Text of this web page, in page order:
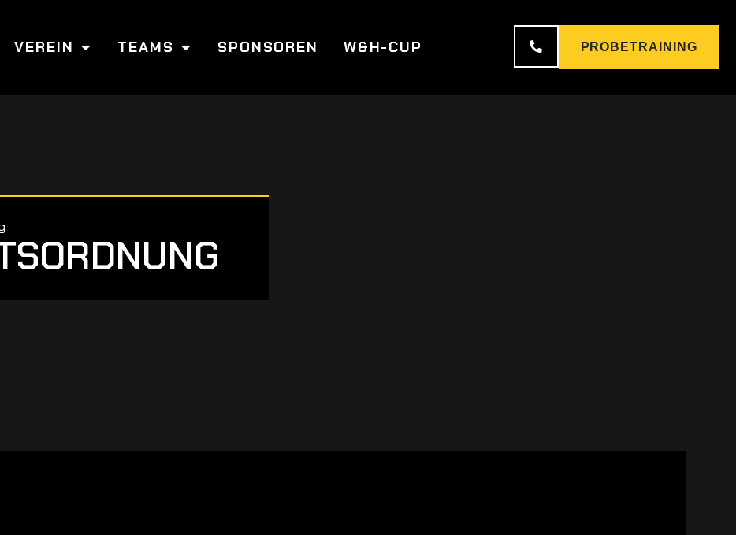
VEREIN TEAMS SPONSOREN W&H-CUP PROBETRAINING